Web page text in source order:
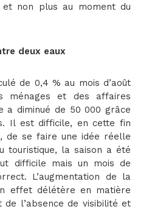
et non plus au moment du
deux eaux
de 0,4 % au mois d’août
ménages et des affaires
a diminué de 50 000 grâce
Il est difficile, en cette fin
de se faire une idée réelle
touristique, la saison a été
difficile mais un mois de
L’augmentation de la
effet délétère en matière
de l’absence de visibilité et